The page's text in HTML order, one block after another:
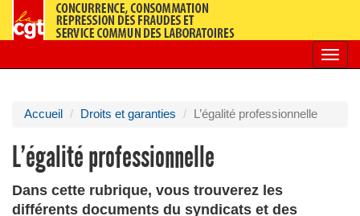
Accueil Droits et garanties L’égalité professionnelle
L’égalité professionnelle
Dans cette rubrique, vous trouverez les
différents documents du syndicats et des